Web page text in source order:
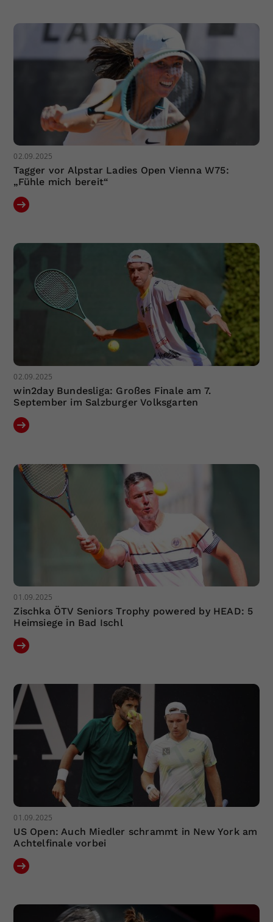
02.09.2025
Tagger vor Alpstar Ladies Open Vienna W75:
„Fühle mich bereit“
02.09.2025
win2day Bundesliga: Großes Finale am 7.
September im Salzburger Volksgarten
01.09.2025
Zischka ÖTV Seniors Trophy powered by HEAD: 5
Heimsiege in Bad Ischl
01.09.2025
US Open: Auch Miedler schrammt in New York am
Achtelfinale vorbei
Einstellungen. Unter anderem eine
zufällig generierte ID, für die
historische Speicherung Ihrer
vorgenommen Einstellungen, falls der
Webseiten-Betreiber dies eingestellt
hat.